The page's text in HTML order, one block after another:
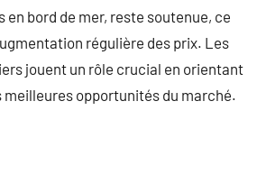
en bord de mer, reste soutenue, ce
régulière des prix. Les
jouent un rôle crucial en orientant
meilleures opportunités du marché.